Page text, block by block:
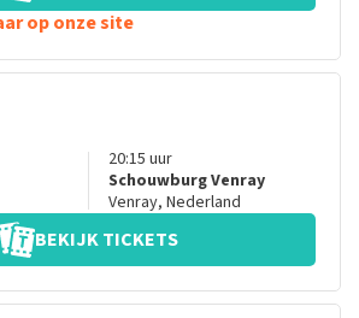
op onze site
20:15 uur
Schouwburg Venray
Venray, Nederland
BEKIJK TICKETS